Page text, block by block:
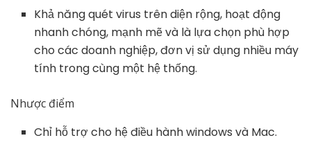
Khả năng quét virus trên diện rộng, hoạt động
nhanh chóng, mạnh mẽ và là lựa chọn phù hợp
cho các doanh nghiệp, đơn vị sử dụng nhiều máy
tính trong cùng một hệ thống.
Nhược điểm
Chỉ hỗ trợ cho hệ điều hành windows và Mac.